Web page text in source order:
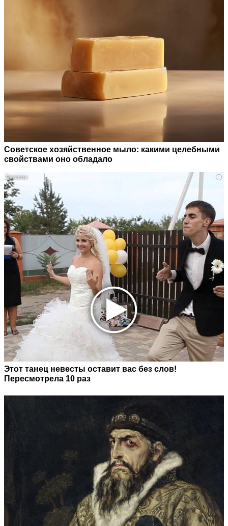
Советское хозяйственное мыло: какими целебными
свойствами оно обладало
i
Этот танец невесты оставит вас без слов!
Пересмотрела 10 раз